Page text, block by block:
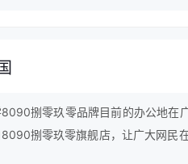
捌零玖零品牌目前的办公地在
捌零玖零旗舰店，让广大网民